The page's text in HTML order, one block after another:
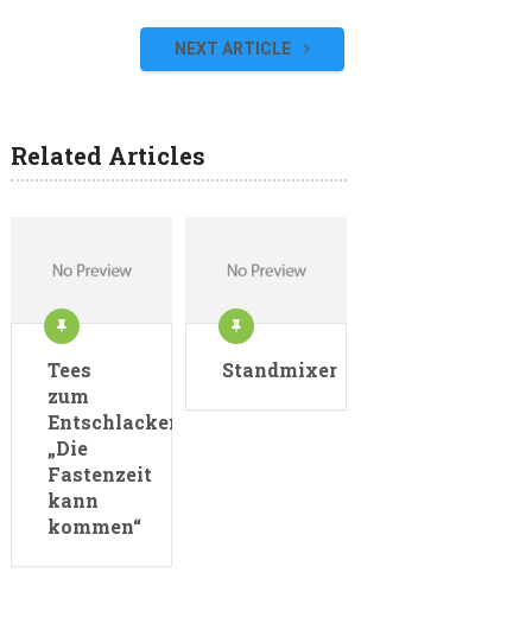
NEXT ARTICLE
Related Articles
Tees
zum
Entschlacken:
„Die
Fastenzeit
kann
kommen“
Standmixer